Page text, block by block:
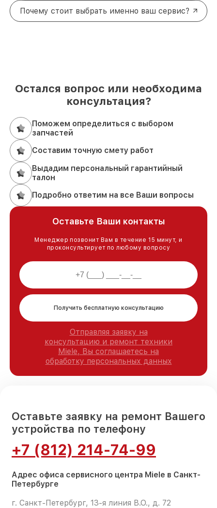
Почему стоит выбрать именно ваш сервис?
Остался вопрос или необходима
консультация?
Поможем определиться с выбором
запчастей
Составим точную смету работ
Выдадим персональный гарантийный
талон
Подробно ответим на все Ваши вопросы
Оставьте Ваши контакты
Менеджер позвонит Вам в течение 15 минут, и
проконсультирует по любому вопросу
Получить бесплатную консультацию
Отправляя заявку на
консультацию и ремонт техники
Miele, Вы соглашаетесь на
обработку персональных данных
Оставьте заявку на ремонт Вашего
устройства по телефону
+7 (812) 214-74-99
Адрес офиса сервисного центра Miele в Санкт-
Петербурге
г. Санкт-Петербург, 13-я линия В.О., д. 72